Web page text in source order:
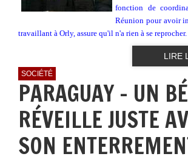
fonction de
Réunion pour avoir
travaillant à Orly, assure qu'il n'a rien à se reprocher.
LIRE
SOCIÉTÉ
PARAGUAY - UN
RÉVEILLE JUSTE
SON